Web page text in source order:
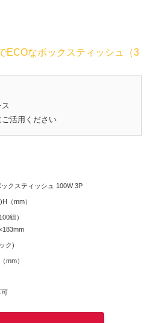
ECOなボックスティッシュ（3
活用ください
クスティッシュ 100W 3P
（mm）
組）
ク)
mm）
可